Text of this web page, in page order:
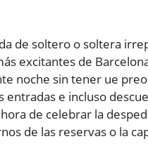
de soltero o soltera
excitantes de
noche sin tener ue
e incluso
de celebrar la
de las reservas o la